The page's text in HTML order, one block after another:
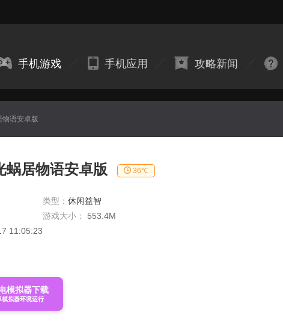
手机游戏 手机应用 攻略新闻
语安卓版
蜗居物语安卓版 36℃
类型： 休闲益智
游戏大小：
553.4M
11:05:23
模拟器下载
模拟器环境运行